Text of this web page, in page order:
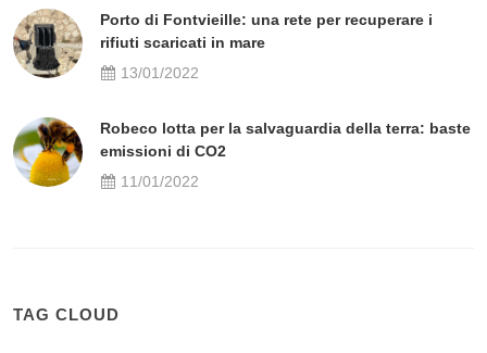
Porto di Fontvieille: una rete per recuperare i
rifiuti scaricati in mare
13/01/2022
Robeco lotta per la salvaguardia della terra: baste
emissioni di CO2
11/01/2022
TAG CLOUD